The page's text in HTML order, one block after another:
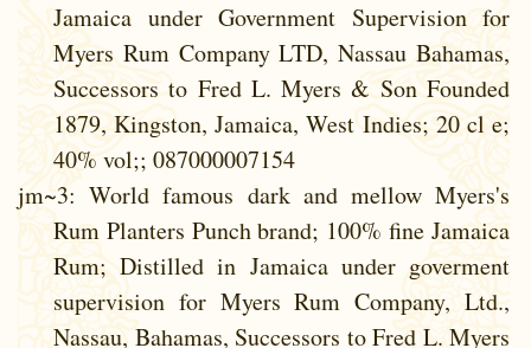
Jamaica under Government Supervision for
Myers Rum Company LTD, Nassau Bahamas,
Successors to Fred L. Myers & Son Founded
1879, Kingston, Jamaica, West Indies; 20 cl e;
40% vol;; 087000007154
jm~3: World famous dark and mellow Myers's
Rum Planters Punch brand; 100% fine Jamaica
Rum; Distilled in Jamaica under goverment
supervision for Myers Rum Company, Ltd.,
Nassau, Bahamas, Successors to Fred L. Myers